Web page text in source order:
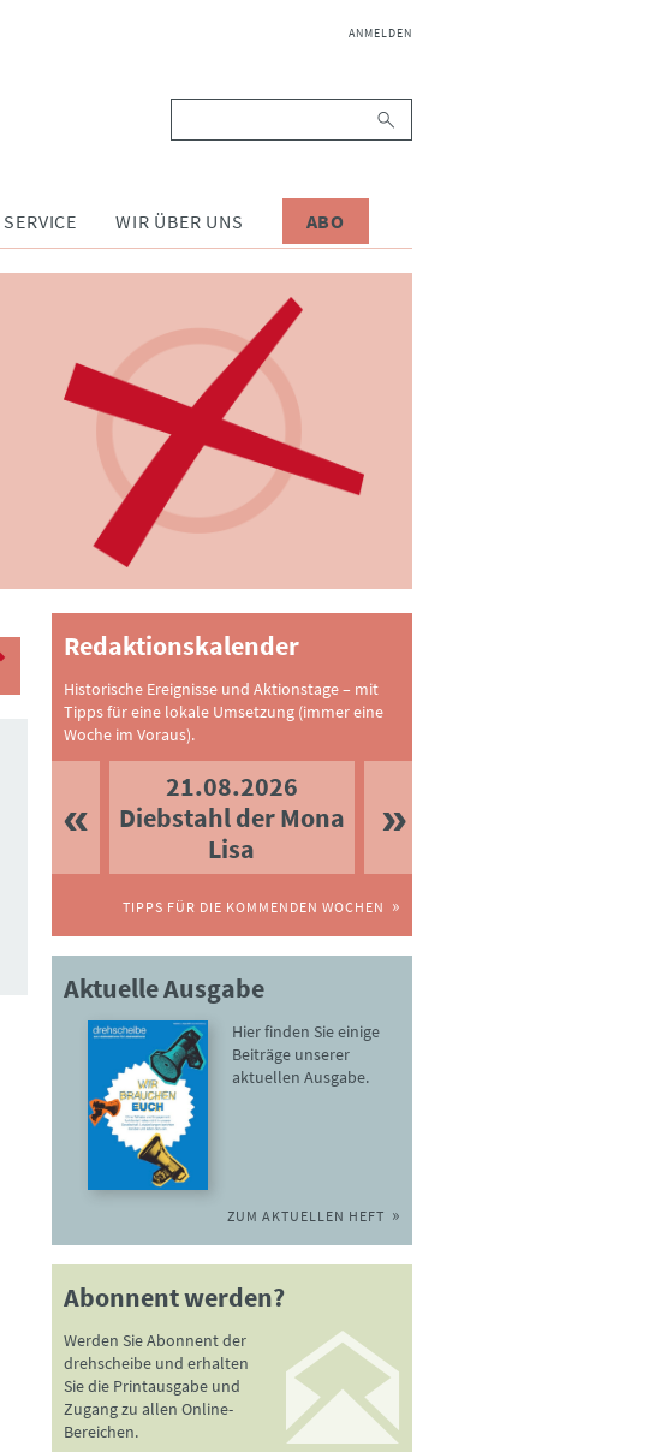
NAVIGATION
ANMELDEN
SERVICE WIR ÜBER UNS ABO
Redaktionskalender
Historische Ereignisse und Aktionstage – mit
Tipps für eine lokale Umsetzung (immer eine
Woche im Voraus).
21.08.2026
Diebstahl der Mona
Lisa
TIPPS FÜR DIE KOMMENDEN WOCHEN
Aktuelle Ausgabe
Hier finden Sie einige
Beiträge unserer
aktuellen Ausgabe.
ZUM AKTUELLEN HEFT
Abonnent werden?
Werden Sie Abonnent der
drehscheibe und erhalten
Sie die Printausgabe und
Zugang zu allen Online-
Bereichen.